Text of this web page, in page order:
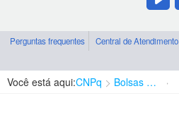
Perguntas frequentes Central de Atendimento
Você está aqui:CNPq Bolsas e Auxílios Vigentes